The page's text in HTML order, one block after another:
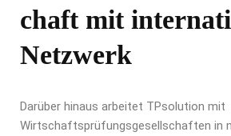
chaft mit
Netzwerk
Darüber hinaus arbeitet TPsolution mit
Wirtschaftsprüfungsgesellschaften in